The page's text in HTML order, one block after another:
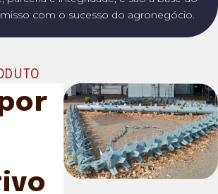
com o sucesso do agronegócio.